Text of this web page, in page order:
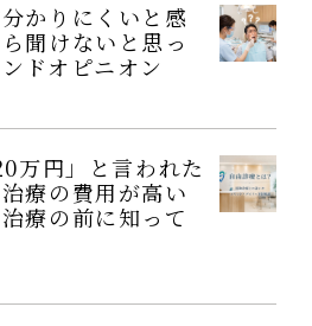
かりにくいと感
聞けないと思っ
ドオピニオン
万円」と言われた
療の費用が高い
療の前に知って